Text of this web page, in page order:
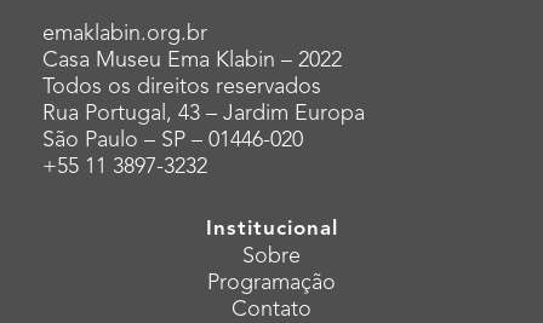
emaklabin.org.br
Casa Museu Ema Klabin – 2022
Todos os direitos reservados
Rua Portugal, 43 – Jardim Europa
São Paulo – SP – 01446-020
+55 11 3897-3232
Institucional
Sobre
Programação
Contato